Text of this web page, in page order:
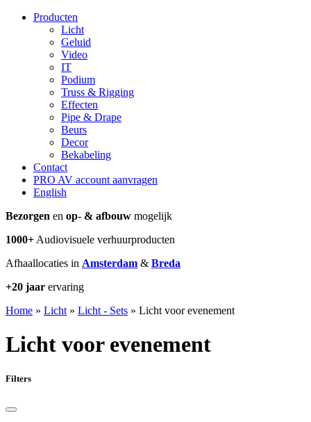
Producten
Licht
Geluid
Video
IT
Podium
Truss & Rigging
Effecten
Pipe & Drape
Beurs
Decor
Bekabeling
Contact
PRO AV account aanvragen
English
Bezorgen en op- & afbouw mogelijk
1000+ Audiovisuele verhuurproducten
Afhaallocaties in Amsterdam & Breda
+20 jaar ervaring
Home » Licht » Licht - Sets » Licht voor evenement
Licht voor evenement
Filters